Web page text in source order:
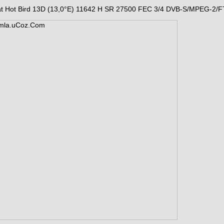
Hot Bird 13D (13,0°E) 11642 H SR 27500 FEC 3/4 DVB-S/MPEG-2/